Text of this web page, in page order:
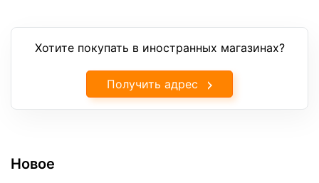
Хотите покупать в иностранных магазинах?
Получить адрес
Новое